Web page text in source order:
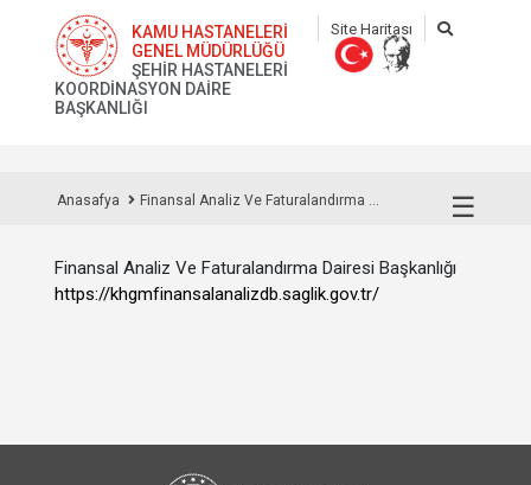
KAMU HASTANELERİ
GENEL MÜDÜRLÜĞÜ
ŞEHİR HASTANELERİ
KOORDİNASYON DAİRE
BAŞKANLIĞI
Site Haritası
☰
Anasafya Finansal Analiz Ve Faturalandırma ...
Finansal Analiz Ve Faturalandırma Dairesi Başkanlığı
https://khgmfinansalanalizdb.saglik.gov.tr/